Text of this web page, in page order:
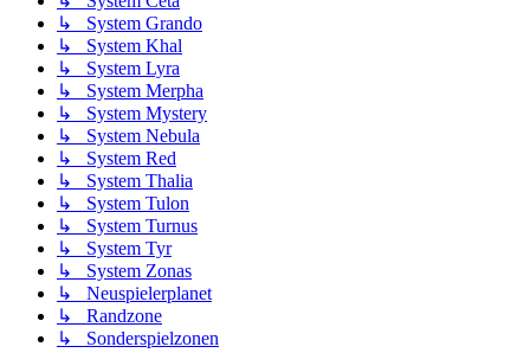
↳ System Grando
↳ System Khal
↳ System Lyra
↳ System Merpha
↳ System Mystery
↳ System Nebula
↳ System Red
↳ System Thalia
↳ System Tulon
↳ System Turnus
↳ System Tyr
↳ System Zonas
↳ Neuspielerplanet
↳ Randzone
↳ Sonderspielzonen